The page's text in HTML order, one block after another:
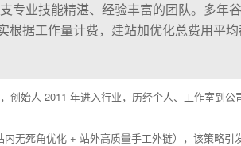
专业技能精湛、经验丰富的团队。多
据工作量计费，建站加优化总费用平
，创始人 2011 年进入行业，历经个人、工作室到
内无死角优化 + 站外高质量手工外链），该策略引